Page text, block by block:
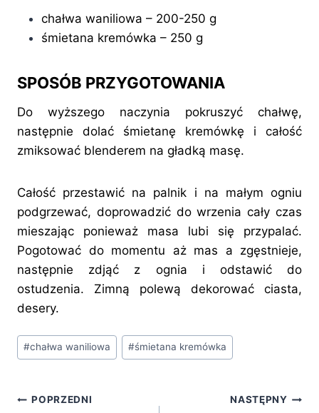
chałwa waniliowa – 200-250 g
śmietana kremówka – 250 g
SPOSÓB PRZYGOTOWANIA
Do wyższego naczynia pokruszyć chałwę,
następnie dolać śmietanę kremówkę i całość
zmiksować blenderem na gładką masę.
Całość przestawić na palnik i na małym ogniu
podgrzewać, doprowadzić do wrzenia cały czas
mieszając ponieważ masa lubi się przypalać.
Pogotować do momentu aż mas a zgęstnieje,
następnie zdjąć z ognia i odstawić do
ostudzenia. Zimną polewą dekorować ciasta,
desery.
Tagi
wpisu:
#chałwa waniliowa #śmietana kremówka
Nawigacja
POPRZEDNI NASTĘPNY